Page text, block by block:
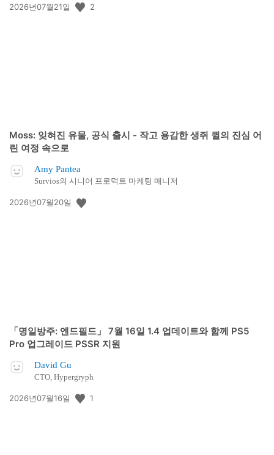
공
2026년07월21일 2
Moss: 잊혀진 유물, 공식 출시 - 작고 용감한 생쥐 퀼의 진심 어
린 여정 속으로
Amy Pantea
Survios의 시니어 프로덕트 마케팅 매니저
공
2026년07월20일
「명일방주: 엔드필드」 7월 16일 1.4 업데이트와 함께 PS5
Pro 업그레이드 PSSR 지원
David Gu
CTO, Hypergryph
공
2026년07월16일 1